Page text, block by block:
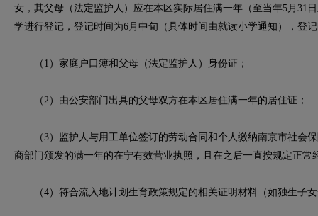
女，其父母（法定监护人）应在本区实际居住满一年（至当年5月31
学进行登记，登记时间为6月中旬（具体时间由就读小学通知），登
（1）家庭户口簿和父母（法定监护人）身份证；
（2）由公安部门出具的父母双方在本区居住满一年的居住证；
（3）监护人与用工单位签订的劳动合同和个人缴纳南京市社会保
商部门颁发的满一年的在宁有效营业执照，且在之后一直按规定正常
（4）符合流入地计划生育政策规定的相关证明材料（如独生子